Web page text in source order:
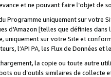
et ne pouvant faire l'objet de
Programme uniquement sur votre
d'Amazon [telles que définies dans
uniquement sur votre Site et
l’API PA, les Flux de Données
la copie ou toute autre
ou d’outils similaires de